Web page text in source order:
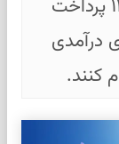
احکام بودجه سال‌های ۱۴۰۴ و ۱۴۰۵ پرداخت
کنند.